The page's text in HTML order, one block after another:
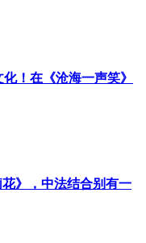
！在《沧海一声笑》
》，中法结合别有一